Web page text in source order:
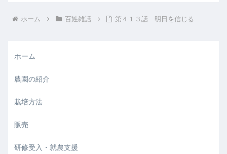
ホーム 百姓雑話 第４１３話 明日を信じる
ホーム
農園の紹介
栽培方法
販売
研修受入・就農支援